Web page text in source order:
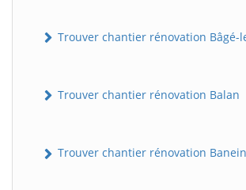
Trouver chantier rénovation Bâgé-
Trouver chantier rénovation Balan
Trouver chantier rénovation